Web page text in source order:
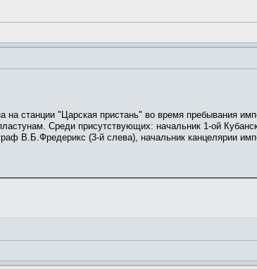
станции "Царская пристань" во время пребывания
Среди присутствующих: начальник 1-ой
В.Б.Фредерикс (3-й слева), начальник канцелярии